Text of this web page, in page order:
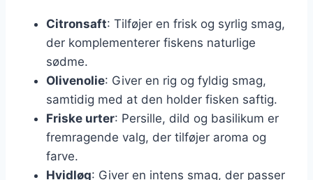
Citronsaft: Tilføjer en frisk og syrlig smag,
der komplementerer fiskens naturlige
sødme.
Olivenolie: Giver en rig og fyldig smag,
samtidig med at den holder fisken saftig.
Friske urter: Persille, dild og basilikum er
fremragende valg, der tilføjer aroma og
farve.
Hvidløg: Giver en intens smag, der passer